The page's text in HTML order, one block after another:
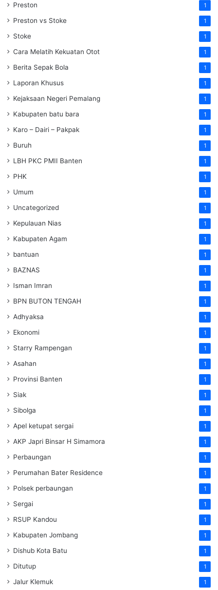
Preston 1
Preston vs Stoke 1
Stoke 1
Cara Melatih Kekuatan Otot 1
Berita Sepak Bola 1
Laporan Khusus 1
Kejaksaan Negeri Pemalang 1
Kabupaten batu bara 1
Karo – Dairi – Pakpak 1
Buruh 1
LBH PKC PMII Banten 1
PHK 1
Umum 1
Uncategorized 1
Kepulauan Nias 1
Kabupaten Agam 1
bantuan 1
BAZNAS 1
Isman Imran 1
BPN BUTON TENGAH 1
Adhyaksa 1
Ekonomi 1
Starry Rampengan 1
Asahan 1
Provinsi Banten 1
Siak 1
Sibolga 1
Apel ketupat sergai 1
AKP Japri Binsar H Simamora 1
Perbaungan 1
Perumahan Bater Residence 1
Polsek perbaungan 1
Sergai 1
RSUP Kandou 1
Kabupaten Jombang 1
Dishub Kota Batu 1
Ditutup 1
Jalur Klemuk 1